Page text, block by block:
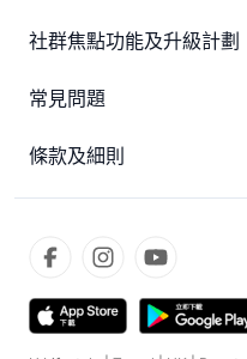
社群焦點功能及升級計劃
常見問題
條款及細則